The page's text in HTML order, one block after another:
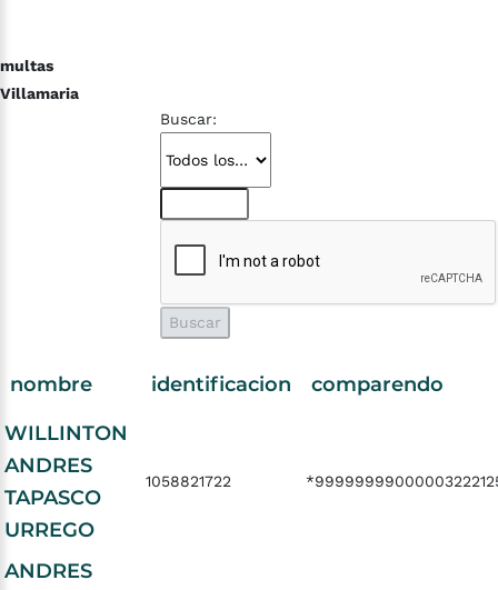
multas
Villamaria
Buscar:
nombre identificacion
comparendo
WILLINTON
ANDRES
TAPASCO
URREGO
1058821722
ANDRES